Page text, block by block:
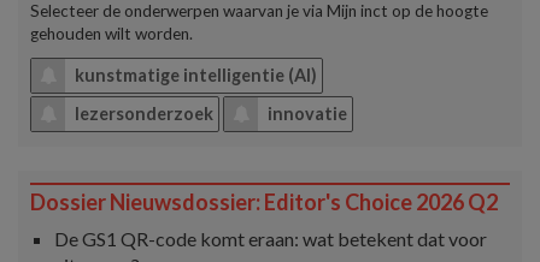
Selecteer de onderwerpen waarvan je via Mijn inct op de hoogte
gehouden wilt worden.
kunstmatige intelligentie (AI)
lezersonderzoek
innovatie
Dossier Nieuwsdossier: Editor's Choice 2026 Q2
De GS1 QR-code komt eraan: wat betekent dat voor